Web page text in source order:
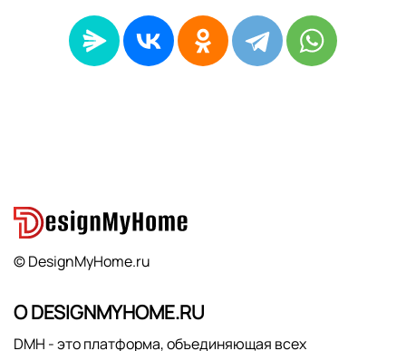
© DesignMyHome.ru
О DESIGNMYHOME.RU
DMH - это платформа, объединяющая всех